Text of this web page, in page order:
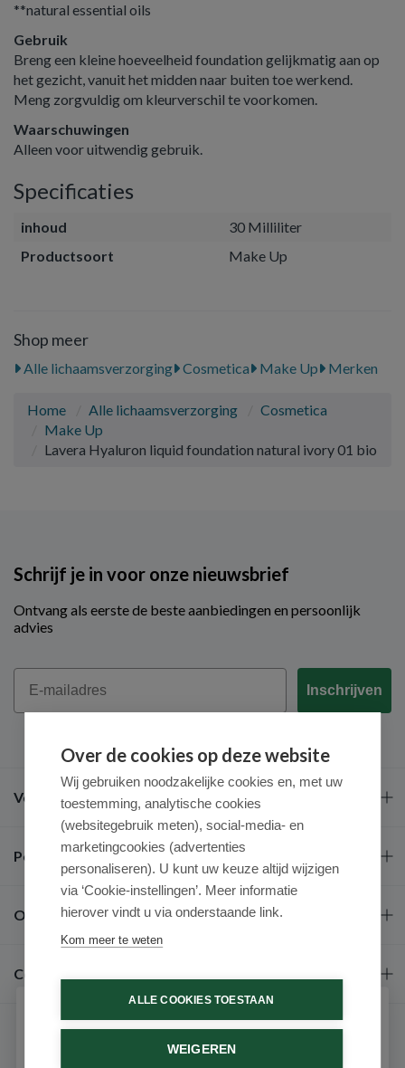
**natural essential oils
Gebruik
Breng een kleine hoeveelheid foundation gelijkmatig aan op
het gezicht, vanuit het midden naar buiten toe werkend.
Meng zorgvuldig om kleurverschil te voorkomen.
Waarschuwingen
Alleen voor uitwendig gebruik.
Specificaties
inhoud
30 Milliliter
Productsoort
Make Up
Shop meer
Alle lichaamsverzorging Cosmetica Make Up Merken
Home Alle lichaamsverzorging
Cosmetica
Make Up
Lavera Hyaluron liquid foundation natural ivory 01 bio
Schrijf je in voor onze nieuwsbrief
Ontvang als eerste de beste aanbiedingen en persoonlijk
advies
Email
Inschrijven
Veel gestelde vragen
Populaire merken
Over ons
Contact
Over de cookies op deze website
Wij gebruiken noodzakelijke cookies en, met uw
toestemming, analytische cookies
(websitegebruik meten), social-media- en
marketingcookies (advertenties
personaliseren). U kunt uw keuze altijd wijzigen
via ‘Cookie-instellingen’. Meer informatie
hierover vindt u via onderstaande link.
Kom meer te weten
ALLE COOKIES TOESTAAN
WEIGEREN
Schrijf je in voor onze nieuwsbrief
Ontvang als eerste de beste aanbiedingen en persoonlijk